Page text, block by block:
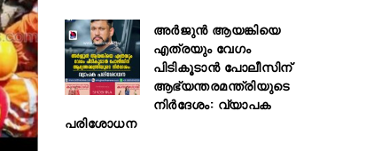
അര്‍ജുന്‍ ആയങ്കിയെ
എത്രയും വേഗം
പിടികൂടാന്‍ പോലീസിന്
ആഭ്യന്തരമന്ത്രിയുടെ
നിര്‍ദേശം: വ്യാപക
പരിശോധന